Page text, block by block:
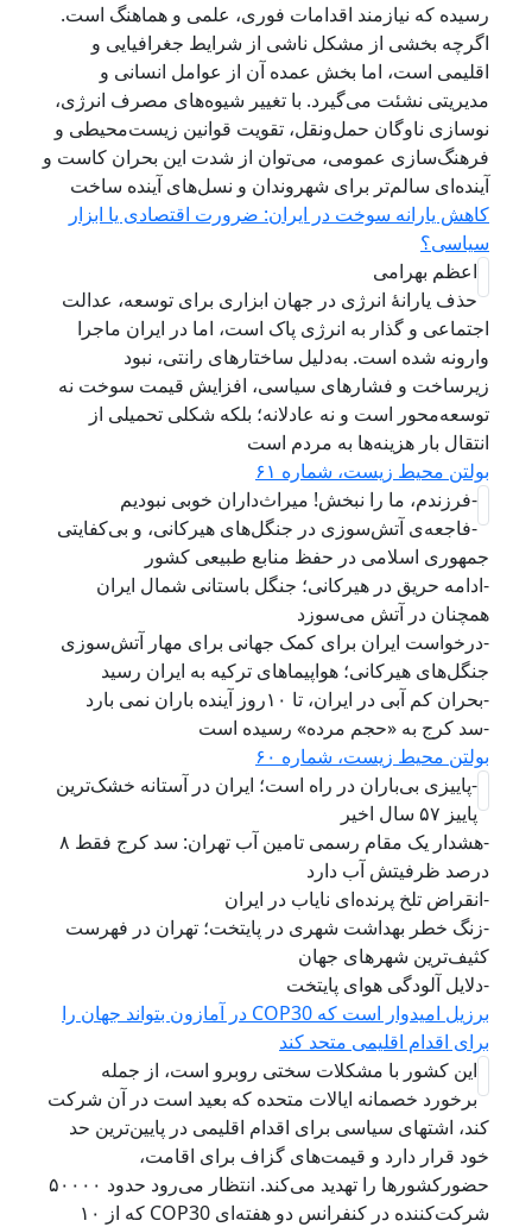
رسیده که نیازمند اقدامات فوری، علمی و هماهنگ است.
اگرچه بخشی از مشکل ناشی از شرایط جغرافیایی و
اقلیمی است، اما بخش عمده آن از عوامل انسانی و
مدیریتی نشئت می‌گیرد. با تغییر شیوه‌های مصرف انرژی،
نوسازی ناوگان حمل‌ونقل، تقویت قوانین زیست‌محیطی و
فرهنگ‌سازی عمومی، می‌توان از شدت این بحران کاست و
آینده‌ای سالم‌تر برای شهروندان و نسل‌های آینده ساخت
کاهش یارانه سوخت در ایران: ضرورت اقتصادی یا ابزار
سیاسی؟
اعظم بهرامی
حذف یارانهٔ انرژی در جهان ابزاری برای توسعه، عدالت
اجتماعی و گذار به انرژی پاک است، اما در ایران ماجرا
وارونه شده است. به‌دلیل ساختارهای رانتی، نبود
زیرساخت و فشارهای سیاسی، افزایش قیمت سوخت نه
توسعه‌محور است و نه عادلانه؛ بلکه شکلی تحمیلی از
انتقال بار هزینه‌ها به مردم است
بولتن محیط زیست، شماره ۶۱
-فرزندم، ما را نبخش! میراث‌داران خوبی نبودیم
-فاجعه‌ی آتش‌سوزی در جنگل‌های هیرکانی، و بی‌کفایتی
جمهوری اسلامی در حفظ منابع طبیعی کشور
-ادامه حریق در هیرکانی؛ جنگل باستانی شمال ایران
همچنان در آتش می‌سوزد
-درخواست ایران برای کمک جهانی برای مهار آتش‌سوزی
جنگل‌های هیرکانی؛ هواپیماهای ترکیه به ایران رسید
-بحران کم آبی در ایران، تا ۱۰روز آینده باران نمی بارد
-سد کرج به «حجم مرده» رسیده است
بولتن محیط زیست، شماره ۶۰
-پاییزی بی‌باران در راه است؛ ایران در آستانه خشک‌ترین
پاییز ۵۷ سال اخیر
-هشدار یک مقام رسمی تامین آب تهران: سد کرج فقط ۸
درصد ظرفیتش آب دارد
-انقراض تلخ پرنده‌ای نایاب در ایران
-زنگ خطر بهداشت شهری در پایتخت؛ تهران در فهرست
کثیف‌ترین شهرهای جهان
-دلایل آلودگی هوای پایتخت
برزیل امیدوار است که COP30 در آمازون بتواند جهان را
برای اقدام اقلیمی متحد کند
این کشور با مشکلات سختی روبرو است، از جمله
برخورد خصمانه ایالات متحده که بعید است در آن شرکت
کند، اشتهای سیاسی برای اقدام اقلیمی در پایین‌ترین حد
خود قرار دارد و قیمت‌های گزاف برای اقامت،
حضورکشورها را تهدید می‌کند. انتظار می‌رود حدود ۵۰۰۰۰
شرکت‌کننده در کنفرانس دو هفته‌ای COP30 که از ۱۰